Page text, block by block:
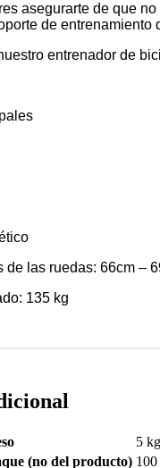
asegurarte de que
de
entrenador de
de las ruedas: 66cm –
135 kg
5 kg
(no del producto)